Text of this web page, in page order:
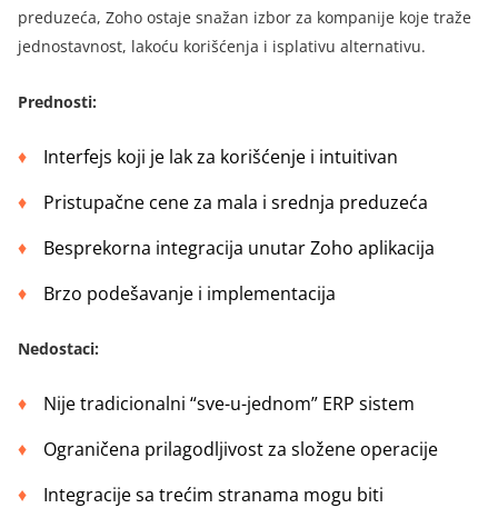
preduzeća, Zoho ostaje snažan izbor za kompanije koje traže
jednostavnost, lakoću korišćenja i isplativu alternativu.
Prednosti:
Interfejs koji je lak za korišćenje i intuitivan
Pristupačne cene za mala i srednja preduzeća
Besprekorna integracija unutar Zoho aplikacija
Brzo podešavanje i implementacija
Nedostaci:
Nije tradicionalni “sve-u-jednom” ERP sistem
Ograničena prilagodljivost za složene operacije
Integracije sa trećim stranama mogu biti